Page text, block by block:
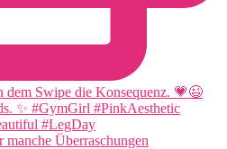
manche Überraschungen